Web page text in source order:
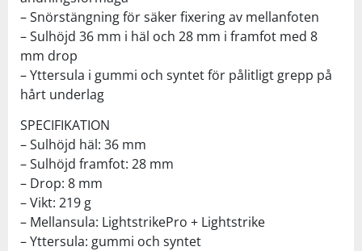
– Snörstängning för säker fixering av mellanfoten
– Sulhöjd 36 mm i häl och 28 mm i framfot med 8
mm drop
– Yttersula i gummi och syntet för pålitligt grepp på
hårt underlag
SPECIFIKATION
– Sulhöjd häl: 36 mm
– Sulhöjd framfot: 28 mm
– Drop: 8 mm
– Vikt: 219 g
– Mellansula: LightstrikePro + Lightstrike
– Yttersula: gummi och syntet